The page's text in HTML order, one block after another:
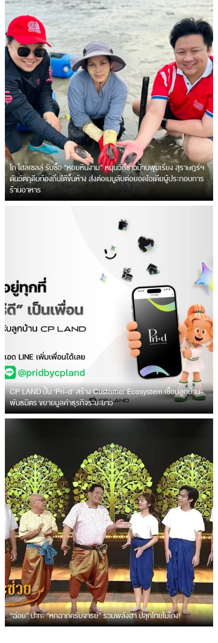
โก โฮลเซลล์ รับซื้อ “หอยหินงาม” หนุนวิถีชาวบ้านพุมเรียง สุราษฎร์ฯ
ดันวัตถุดิบท้องถิ่นใต้ขึ้นห้าง ส่งต่อเมนูลับต่อยอดไอเดียผู้ประกอบการ
ร้านอาหาร
CP LAND ปั้น ‘Pri-d’ สร้าง Customer Ecosystem เชื่อมลูกบ้าน-
พันธมิตร ขยายมูลค่าธุรกิจระยะยาว
“ฉ่อย” ปะทะ “หกฉากครับจารย์” รวมพลังฮา ปลุกไทยไม่โกง!